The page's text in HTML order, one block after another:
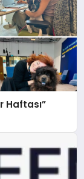
Haftası”